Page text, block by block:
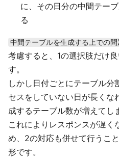
に、その日分の中間テー
る
中間テーブルを生成する上での問
考慮すると、1の選択肢だけ
す。
しかし日付ごとにテーブル分
セスをしていない日が長くな
成するテーブル数が増えてし
これによりレスポンスが遅く
め、2の対応も併せて行うこ
形です。